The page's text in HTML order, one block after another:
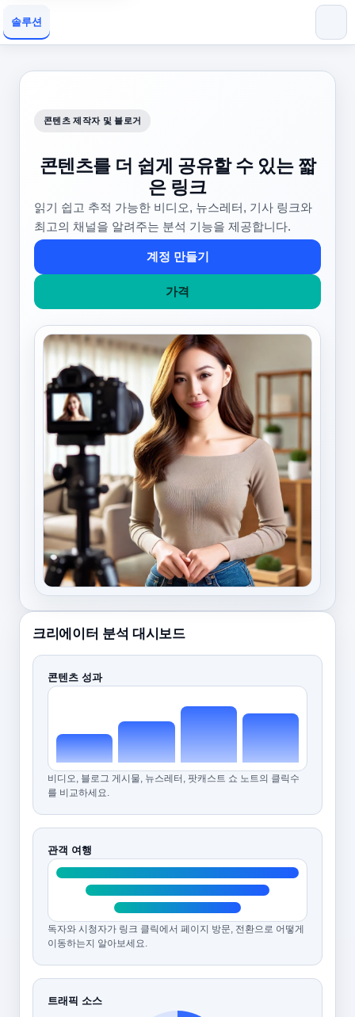
솔루션
콘텐츠 제작자 및 블로거
콘텐츠를 더 쉽게 공유할 수 있는 짧
은 링크
읽기 쉽고 추적 가능한 비디오, 뉴스레터, 기사 링크와
최고의 채널을 알려주는 분석 기능을 제공합니다.
계정 만들기
가격
크리에이터 분석 대시보드
콘텐츠 성과
비디오, 블로그 게시물, 뉴스레터, 팟캐스트 쇼 노트의 클릭수
를 비교하세요.
관객 여행
독자와 시청자가 링크 클릭에서 페이지 방문, 전환으로 어떻게
이동하는지 알아보세요.
트래픽 소스